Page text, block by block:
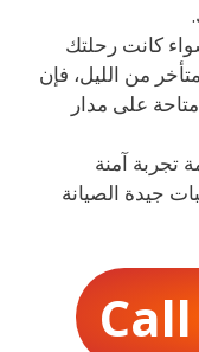
24 ساعة: سواء كانت رحلتك
من الليل، فإن
على مدار
تجربة آمنة
جيدة الصيانة